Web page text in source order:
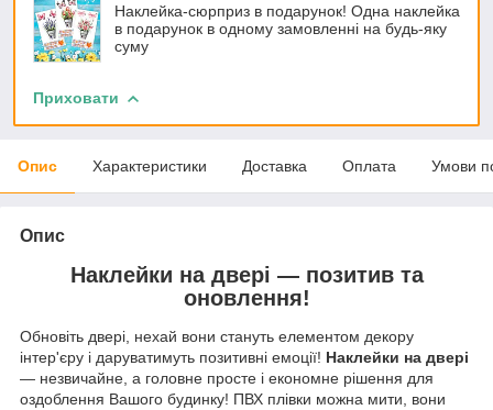
Наклейка-сюрприз в подарунок! Одна наклейка
в подарунок в одному замовленні на будь-яку
суму
Приховати
Опис Характеристики Доставка Оплата Умови
Опис
Наклейки на двері — позитив та
оновлення!
Обновіть двері, нехай вони стануть елементом декору
інтер'єру і даруватимуть позитивні емоції! Наклейки на двері
— незвичайне, а головне просте і економне рішення для
оздоблення Вашого будинку! ПВХ плівки можна мити, вони